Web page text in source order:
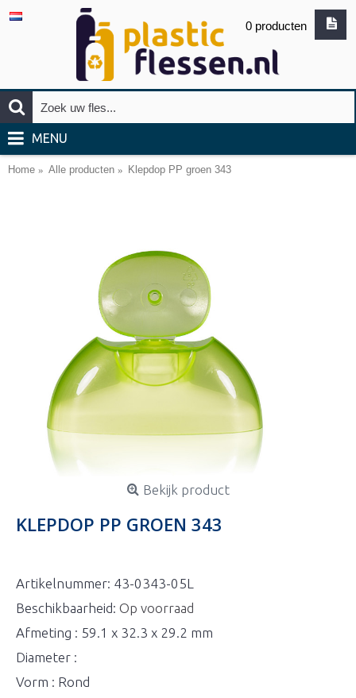
0 producten
MENU
Home Alle producten Klepdop PP groen 343
Bekijk product
KLEPDOP PP GROEN 343
Artikelnummer: 43-0343-05L
Beschikbaarheid: Op voorraad
Afmeting : 59.1 x 32.3 x 29.2 mm
Diameter :
Vorm : Rond